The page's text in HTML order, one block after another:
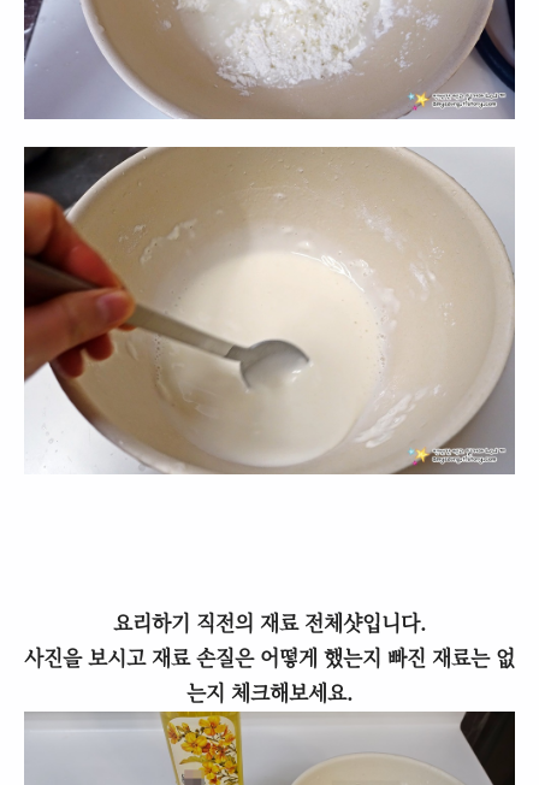
요리하기 직전의 재료 전체샷입니다.
사진을 보시고 재료 손질은 어떻게 했는지 빠진 재료는 없
는지 체크해보세요.